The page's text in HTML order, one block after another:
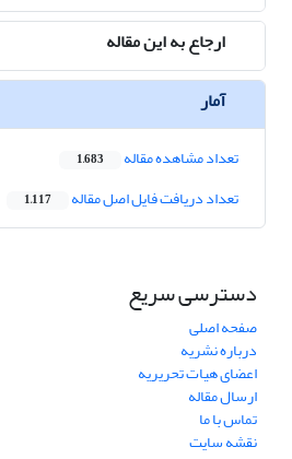
ارجاع به این مقاله
آمار
تعداد مشاهده مقاله 1,683
تعداد دریافت فایل اصل مقاله 1,117
دسترسی سریع
صفحه اصلی
درباره نشریه
اعضای هیات تحریریه
ارسال مقاله
تماس با ما
نقشه سایت